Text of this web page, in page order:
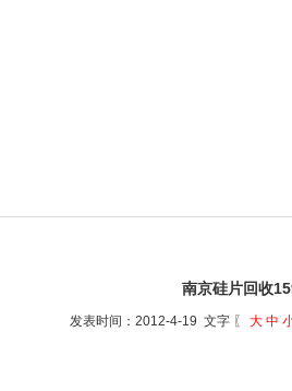
南京硅片回收
发表时间：2012-4-19 文字 〖 大 中